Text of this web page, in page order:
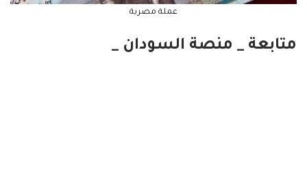
عملة مصرية
متابعة _ منصة السودان _